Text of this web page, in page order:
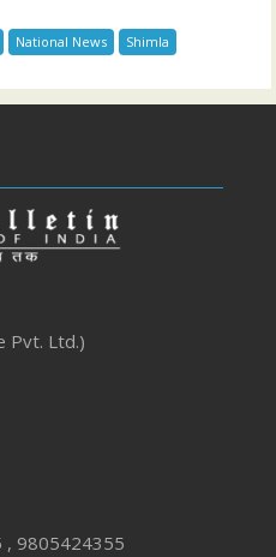
National News Shimla
Pvt. Ltd.)
, 9805424355